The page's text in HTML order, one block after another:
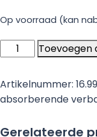
Op voorraad (kan
Heka
Fast
multistretch
10,75
cm
Toevoegen
Artikelnummer:
absorberende
Gerelateerde